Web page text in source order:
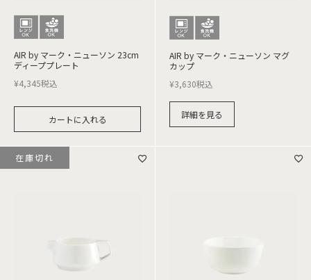
AIR by マーク・ニューソン 23cm
ディーププレート
¥4,345税込
カートに入れる
AIR by マーク・ニューソン マグ
カップ
¥3,630税込
詳細を見る
在庫切れ